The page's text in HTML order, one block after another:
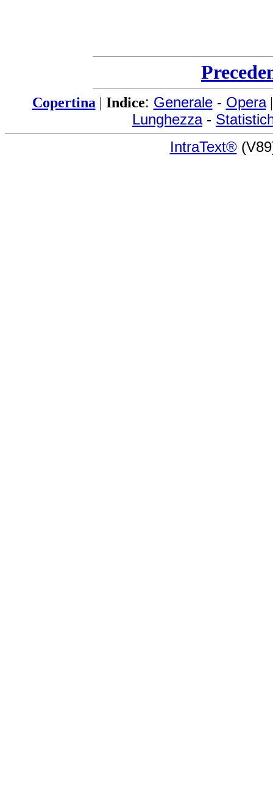
Copertina | Indice: Generale- Opera
Lunghezza-
IntraText®